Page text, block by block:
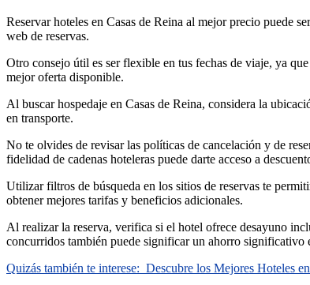
Reservar hoteles en Casas de Reina al mejor precio puede
web de reservas.
Otro consejo útil es ser flexible en tus fechas de viaje, ya
mejor oferta disponible.
Al buscar hospedaje en Casas de Reina, considera la
en transporte.
No te olvides de revisar las políticas de cancelación y de
fidelidad de cadenas hoteleras puede darte acceso a
Utilizar filtros de búsqueda en los sitios de reservas te
obtener mejores tarifas y beneficios adicionales.
Al realizar la reserva, verifica si el hotel ofrece desayuno
concurridos también puede significar un ahorro significativo
Quizás también te interese: Descubre los Mejores Hoteles